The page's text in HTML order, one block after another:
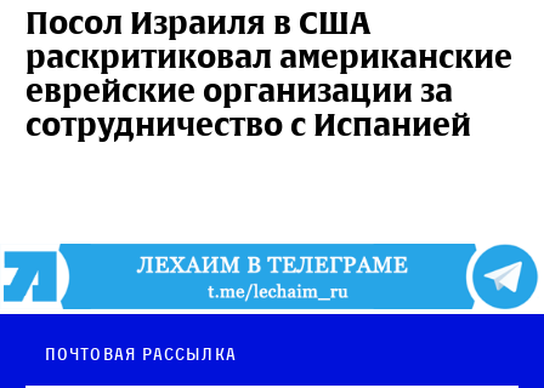
Посол Израиля в США
раскритиковал американские
еврейские организации за
сотрудничество с Испанией
Почтовая рассылка